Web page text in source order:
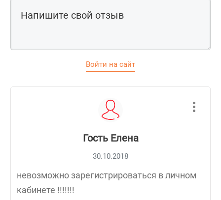
Войти на сайт
Гость Елена
30.10.2018
невозможно зарегистрироваться в личном
кабинете !!!!!!!